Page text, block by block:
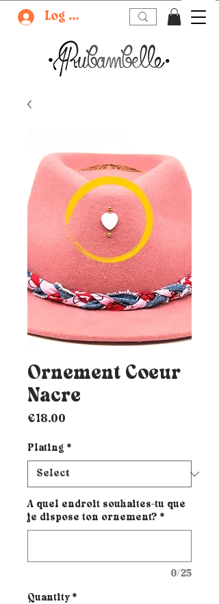
Log In
Ornement Coeur
Nacre
€18.00
Plating *
A quel endroit souhaites-tu que
je dispose ton ornement? *
0/25
Quantity *